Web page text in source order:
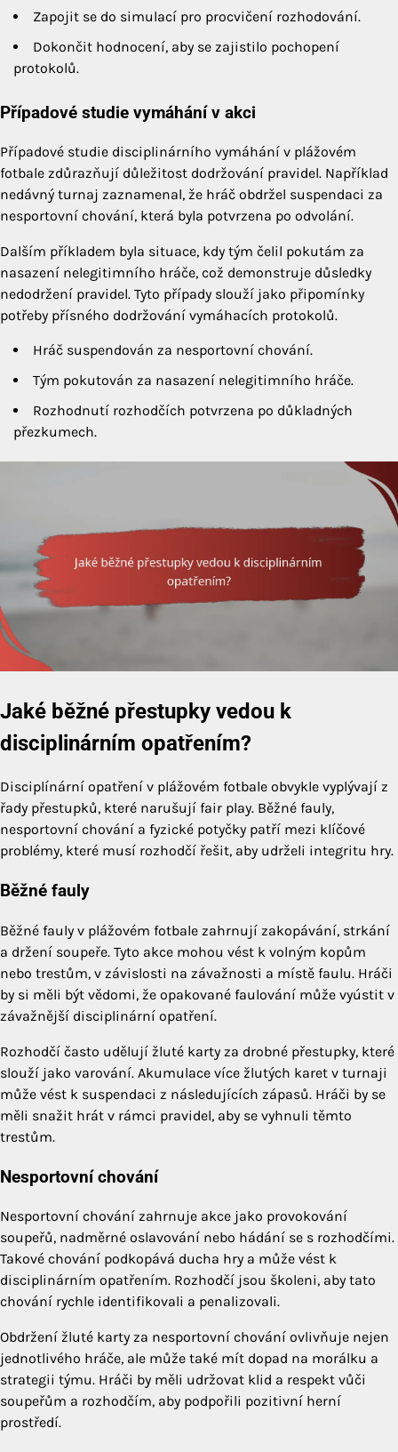
Zapojit se do simulací pro procvičení rozhodování.
Dokončit hodnocení, aby se zajistilo pochopení
protokolů.
Případové studie vymáhání v akci
Případové studie disciplinárního vymáhání v plážovém
fotbale zdůrazňují důležitost dodržování pravidel. Například
nedávný turnaj zaznamenal, že hráč obdržel suspendaci za
nesportovní chování, která byla potvrzena po odvolání.
Dalším příkladem byla situace, kdy tým čelil pokutám za
nasazení nelegitimního hráče, což demonstruje důsledky
nedodržení pravidel. Tyto případy slouží jako připomínky
potřeby přísného dodržování vymáhacích protokolů.
Hráč suspendován za nesportovní chování.
Tým pokutován za nasazení nelegitimního hráče.
Rozhodnutí rozhodčích potvrzena po důkladných
přezkumech.
Jaké běžné přestupky vedou k
disciplinárním opatřením?
Disciplínární opatření v plážovém fotbale obvykle vyplývají z
řady přestupků, které narušují fair play. Běžné fauly,
nesportovní chování a fyzické potyčky patří mezi klíčové
problémy, které musí rozhodčí řešit, aby udrželi integritu hry.
Běžné fauly
Běžné fauly v plážovém fotbale zahrnují zakopávání, strkání
a držení soupeře. Tyto akce mohou vést k volným kopům
nebo trestům, v závislosti na závažnosti a místě faulu. Hráči
by si měli být vědomi, že opakované faulování může vyústit v
závažnější disciplinární opatření.
Rozhodčí často udělují žluté karty za drobné přestupky, které
slouží jako varování. Akumulace více žlutých karet v turnaji
může vést k suspendaci z následujících zápasů. Hráči by se
měli snažit hrát v rámci pravidel, aby se vyhnuli těmto
trestům.
Nesportovní chování
Nesportovní chování zahrnuje akce jako provokování
soupeřů, nadměrné oslavování nebo hádání se s rozhodčími.
Takové chování podkopává ducha hry a může vést k
disciplinárním opatřením. Rozhodčí jsou školeni, aby tato
chování rychle identifikovali a penalizovali.
Obdržení žluté karty za nesportovní chování ovlivňuje nejen
jednotlivého hráče, ale může také mít dopad na morálku a
strategii týmu. Hráči by měli udržovat klid a respekt vůči
soupeřům a rozhodčím, aby podpořili pozitivní herní
prostředí.